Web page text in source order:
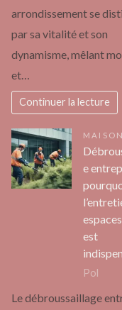
arrondissement se
par sa vitalité et son
dynamisme, mêlant
et…
Continuer la lecture
MAISON
e
est
Pol
Le débroussaillage